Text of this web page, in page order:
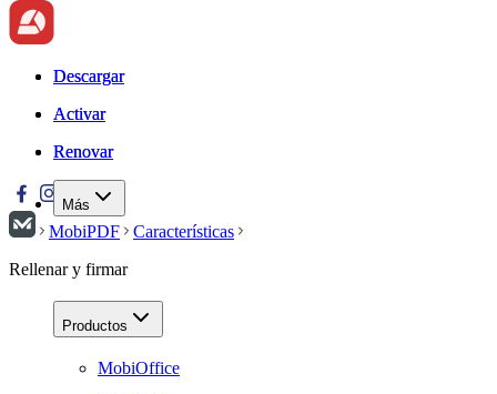
Descargar
Activar
Renovar
Más
Descargar
Activar
Renovar
MobiPDF
Características
Rellenar y firmar
Productos
MobiOffice